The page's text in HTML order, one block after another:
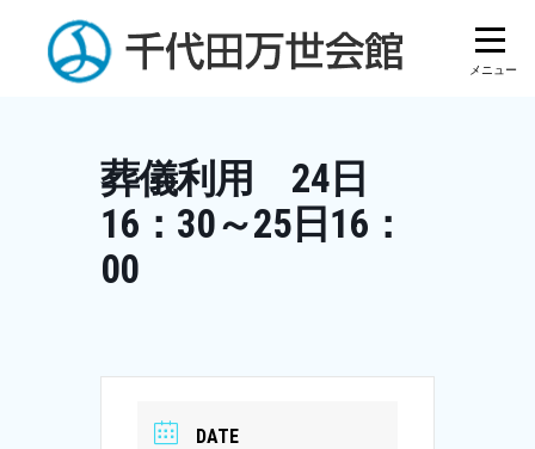
content
葬儀利用 24日
16：30～25日16：
00
DATE